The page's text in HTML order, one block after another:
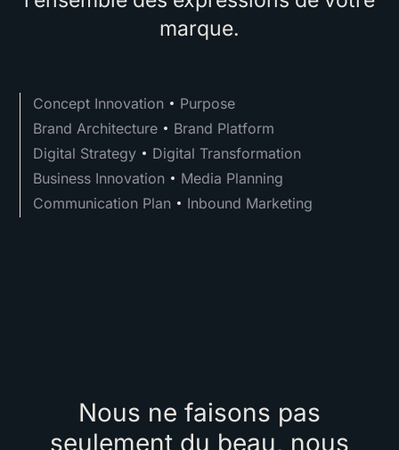
marque.
Concept Innovation
Purpose
Brand Architecture
Brand Platform
Digital Strategy
Digital Transformation
Business Innovation
Media Planning
Communication Plan
Inbound Marketing
Nous ne faisons pas
seulement du beau, nous